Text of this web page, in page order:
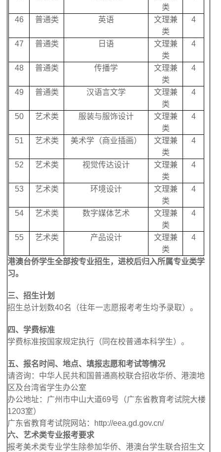
类
46 普通类 英语
文理兼
类
4
47 普通类 日语
文理兼
类
4
48 普通类 传播学
文理兼
类
4
49 普通类 汉语言文学
文理兼
类
4
50 艺术类 服装与服饰设计
文理兼
类
4
51 艺术类 美术学（商业插画）
文理兼
类
4
52 艺术类 视觉传达设计
文理兼
类
4
53 艺术类 环境设计
文理兼
类
4
54 艺术类 数字媒体艺术
文理兼
类
4
55 艺术类 产品设计
文理兼
类
4
港澳台侨学生全部按专业招生，进校后归入所属专业类学
习。
三、招生计划
招生总计划数40名（往年一志愿报考考生均予录取）。
四、学费标准
学费标准按国家规定执行（同在校普通本科学生）。
五、报名时间、地点、填报志愿和考试等情况
请咨询：中华人民共和国普通高校联合招收华侨、港澳地
区及台湾省学生办公室
办公地址：广州市中山大道69号（广东省教育考试院大楼
1203室）
广东省教育考试院网站：http://eea.gd.gov.cn/
六、艺术类专业报考要求
报考美术类专业学生除参加华侨、港澳台学生联合招生文